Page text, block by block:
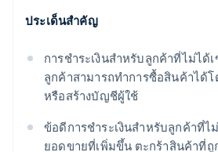
ประเด็นสำคัญ
การชำระเงินสำหรับลูกค้าที่ไม่ได้
ลูกค้าสามารถทำการซื้อสินค้าได้
หรือสร้างบัญชีผู้ใช้
ข้อดีการชำระเงินสำหรับลูกค้าที่ไ
ยอดขายที่เพิ่มขึ้น ตะกร้าสินค้าที่ถู